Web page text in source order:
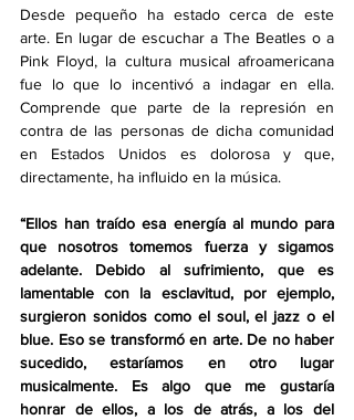
Desde pequeño ha estado cerca de este
arte. En lugar de escuchar a The Beatles o a
Pink Floyd, la cultura musical afroamericana
fue lo que lo incentivó a indagar en ella.
Comprende que parte de la represión en
contra de las personas de dicha comunidad
en Estados Unidos es dolorosa y que,
directamente, ha influido en la música.
“Ellos han traído esa energía al mundo para
que nosotros tomemos fuerza y sigamos
adelante. Debido al sufrimiento, que es
lamentable con la esclavitud, por ejemplo,
surgieron sonidos como el soul, el jazz o el
blue. Eso se transformó en arte. De no haber
sucedido, estaríamos en otro lugar
musicalmente. Es algo que me gustaría
honrar de ellos, a los de atrás, a los del